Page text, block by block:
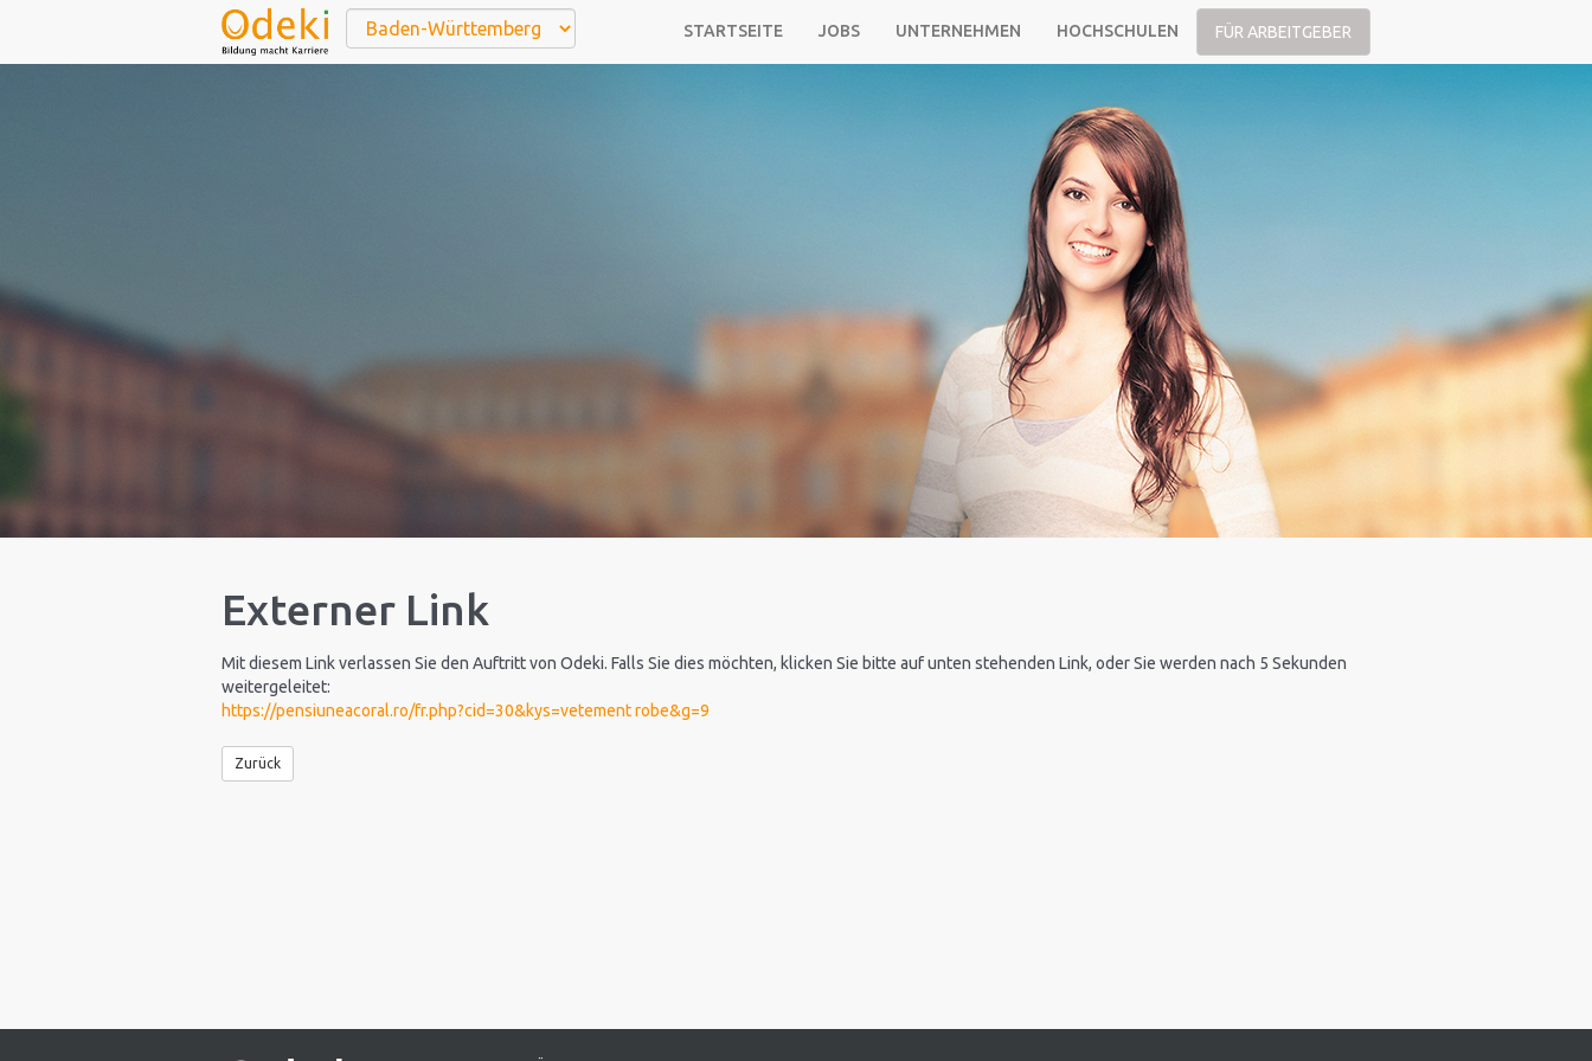
STARTSEITE JOBS UNTERNEHMEN HOCHSCHULEN FÜR ARBEITGEBER
Externer Link
Mit diesem Link verlassen Sie den Auftritt von Odeki. Falls Sie dies möchten, klicken Sie bitte auf unten stehenden Link, oder Sie werden nach 5 Sekunden
weitergeleitet:
https://pensiuneacoral.ro/fr.php?cid=30&kys=vetement robe&g=9
Zurück